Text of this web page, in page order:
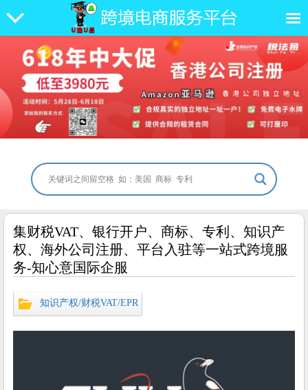
集财税VAT、银行开户、商标、专利、知识产
权、海外公司注册、平台入驻等一站式跨境服
务-知心意国际企服
知识产权/财税VAT/EPR